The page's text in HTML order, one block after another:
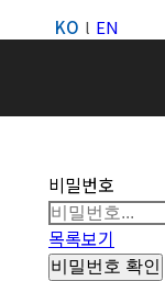
Search:
KO EN
비밀번호
목록보기
비밀번호 확인